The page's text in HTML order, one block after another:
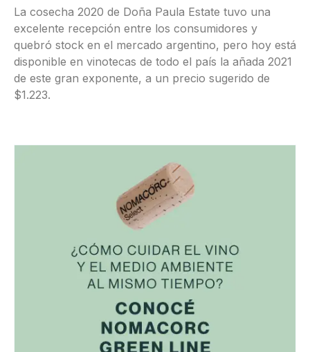
La cosecha 2020 de Doña Paula Estate tuvo una
excelente recepción entre los consumidores y
quebró stock en el mercado argentino, pero hoy está
disponible en vinotecas de todo el país la añada 2021
de este gran exponente, a un precio sugerido de
$1.223.